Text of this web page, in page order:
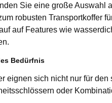
Sie eine große Auswahl
robusten Transportkoffer
auf Features wie
Bedürfnis
eignen sich nicht nur für
oder